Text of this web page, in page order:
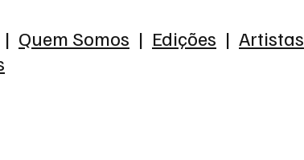
| Quem Somos | Edições | Artistas